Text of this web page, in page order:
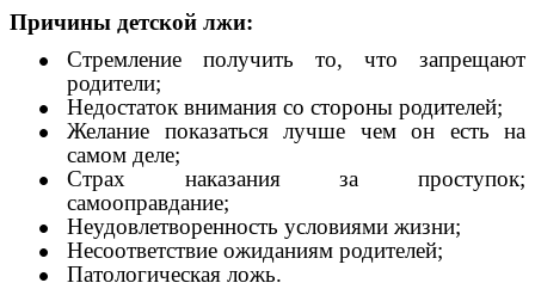
Причины детской лжи:
Стремление получить то, что запрещают
родители;
Недостаток внимания со стороны родителей;
Желание показаться лучше чем он есть на
самом деле;
Страх наказания за проступок;
самооправдание;
Неудовлетворенность условиями жизни;
Несоответствие ожиданиям родителей;
Патологическая ложь.